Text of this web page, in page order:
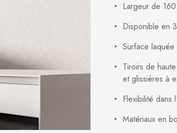
Largeur de
Disponible en
Surface laquée
Tiroirs de
et glissières à
Flexibilité dans
Matériaux en